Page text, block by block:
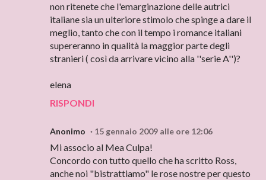
non ritenete che l'emarginazione delle autrici
italiane sia un ulteriore stimolo che spinge a dare il
meglio, tanto che con il tempo i romance italiani
supereranno in qualità la maggior parte degli
stranieri ( così da arrivare vicino alla ''serie A'')?
elena
RISPONDI
Anonimo 15 gennaio 2009 alle ore 12:06
Mi associo al Mea Culpa!
Concordo con tutto quello che ha scritto Ross,
anche noi "bistrattiamo" le rose nostre per questo